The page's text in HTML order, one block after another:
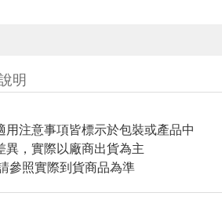
明
注意事項皆標示於包裝或產品中
，實際以廠商出貨為主
參照實際到貨商品為準